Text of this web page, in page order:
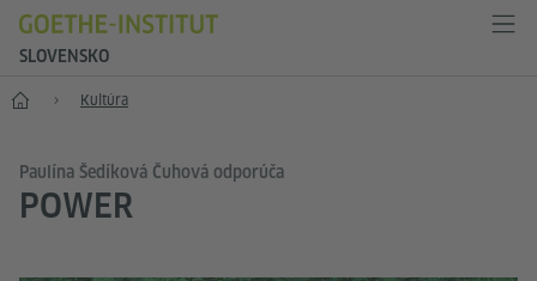
SLOVENSKO
Štart Kultúra
Paulína Šedíková Čuhová odporúča
POWER